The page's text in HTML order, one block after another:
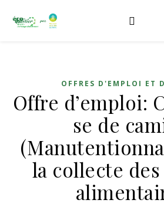
OFFRES D'EMPLOI ET
Offre d’emploi:
se de
la collecte